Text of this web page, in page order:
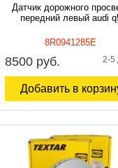
Датчик дорожного
передний левый audi
8R0941285E
8500 руб. 2-5
Добавить в